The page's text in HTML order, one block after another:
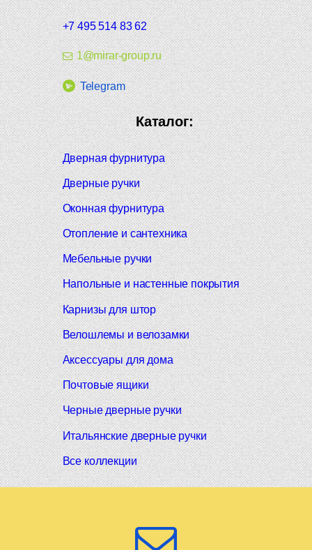
+7 495 514 83 62
1@mirar-group.ru
Telegram
Каталог:
Дверная фурнитура
Дверные ручки
Оконная фурнитура
Отопление и сантехника
Мебельные ручки
Напольные и настенные покрытия
Карнизы для штор
Велошлемы и велозамки
Аксессуары для дома
Почтовые ящики
Черные дверные ручки
Итальянские дверные ручки
Все коллекции